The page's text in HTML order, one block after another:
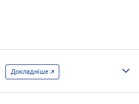
Докладніше